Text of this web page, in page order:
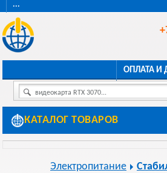
···
ОПЛАТА И
видеокарта RTX 3070...
КАТАЛОГ ТОВАРОВ
Электропитание